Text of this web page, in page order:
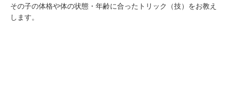
その子の体格や体の状態・年齢に合ったトリック（技）をお教え
します。